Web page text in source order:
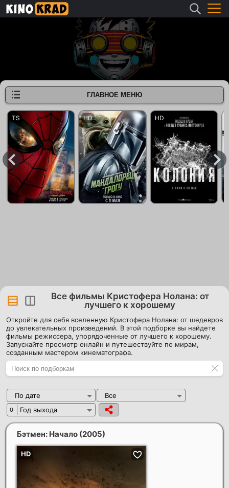
Все фильмы Кристофера Нолана: от
лучшего к хорошему
Откройте для себя вселенную Кристофера Нолана: от шедевров
до увлекательных произведений. В этой подборке вы найдете
фильмы режиссера, упорядоченные от лучшего к хорошему.
Запускайте просмотр онлайн и путешествуйте по мирам,
созданным мастером кинематографа.
По дате Все
0 Год выхода
Бэтмен: Начало (2005)
ГЛАВНОЕ МЕНЮ